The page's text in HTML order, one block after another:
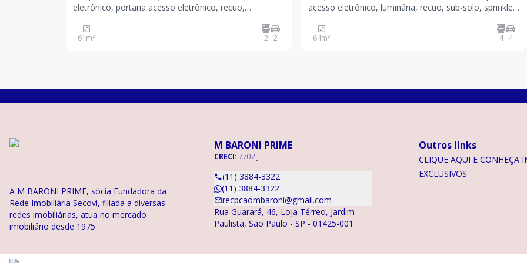
eletrônico, portaria acesso eletrônico, recuo,
condicionado, 2 vagas de garagem. Valor IPTU:
61 m² 2 2
acesso eletrônico, luminária, recuo, sub-solo, sprinkler,
jardim, gerador, estacionamento visitante, forro com:
64m² 4 4
A M BARONI PRIME, sócia Fundadora da
Rede Imobiliária Secovi, filiada a diversas
redes imobiliárias, atua no mercado
imobiliário desde 1975
M BARONI PRIME
CRECI: 7702 J
(11) 3884-3322
(11) 3884-3322
recpcaombaroni@gmail.com
Rua Guarará, 46, Loja Térreo, Jardim
Paulista, São Paulo - SP - 01425-001
Outros links
CLIQUE AQUI E CONHEÇA
EXCLUSIVOS